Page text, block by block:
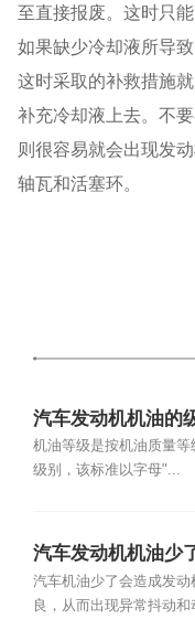
至直接报废。这时只
如果缺少冷却液所导
这时采取的补救措施
补充冷却液上去。不
则很容易就会出现发
轴瓦和活塞环。
汽车发动机机油的
机油等级是按机油质量
级别，该标准以字母"...
汽车发动机机油少
汽车机油少了会造成发
良，从而出现异常抖动和